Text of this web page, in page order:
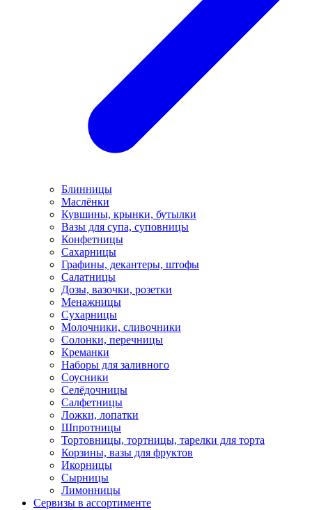
Блинницы
Маслёнки
Кувшины, крынки, бутылки
Вазы для супа, суповницы
Конфетницы
Сахарницы
Графины, декантеры, штофы
Салатницы
Дозы, вазочки, розетки
Менажницы
Сухарницы
Молочники, сливочники
Солонки, перечницы
Креманки
Наборы для заливного
Соусники
Селёдочницы
Салфетницы
Ложки, лопатки
Шпротницы
Тортовницы, тортницы, тарелки для торта
Корзины, вазы для фруктов
Икорницы
Сырницы
Лимонницы
Сервизы в ассортименте